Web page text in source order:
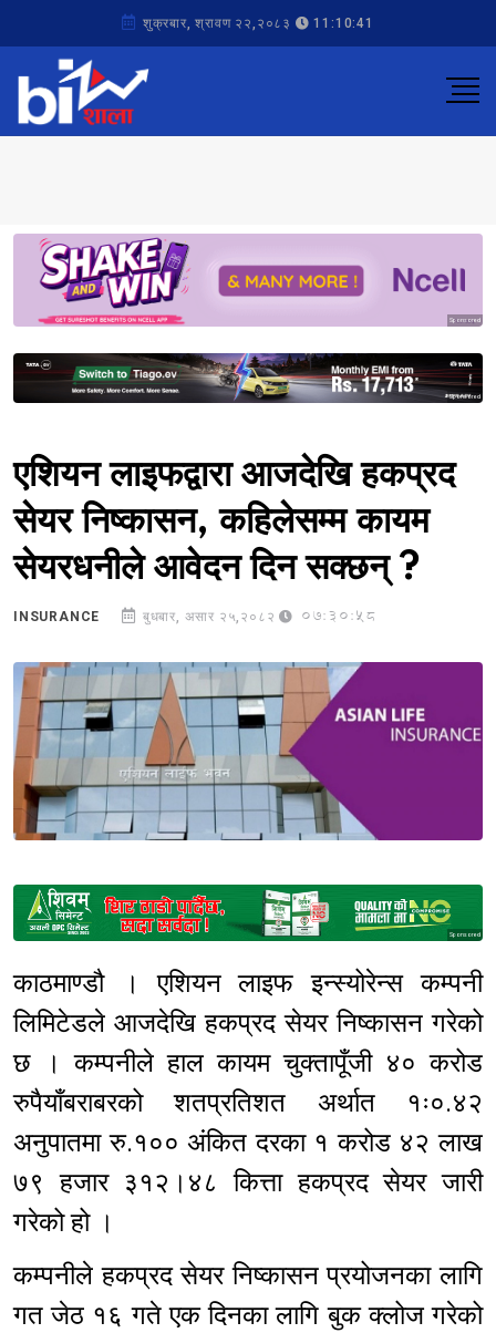
शुक्रबार, श्रावण २२,२०८३ 11:10:41
Sponsored
Sponsored
एशियन लाइफद्वारा आजदेखि हकप्रद
सेयर निष्कासन, कहिलेसम्म कायम
सेयरधनीले आवेदन दिन सक्छन् ?
INSURANCE बुधबार, असार २५,२०८२ 07:30:58
Sponsored
काठमाण्डौ । एशियन लाइफ इन्स्योरेन्स कम्पनी
लिमिटेडले आजदेखि हकप्रद सेयर निष्कासन गरेको
छ । कम्पनीले हाल कायम चुक्तापूँजी ४० करोड
रुपैयाँबराबरको शतप्रतिशत अर्थात १ः०.४२
अनुपातमा रु.१०० अंकित दरका १ करोड ४२ लाख
७९ हजार ३१२।४८ कित्ता हकप्रद सेयर जारी
गरेको हो ।
कम्पनीले हकप्रद सेयर निष्कासन प्रयोजनका लागि
गत जेठ १६ गते एक दिनका लागि बुक क्लोज गरेको